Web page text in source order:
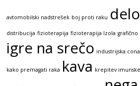
avtomobilski nadstrešek boj proti raku
distribucija fizioterapija fizioterapija Izola
igre na srečo industrijska cona
kako premagati raka kava krepitev